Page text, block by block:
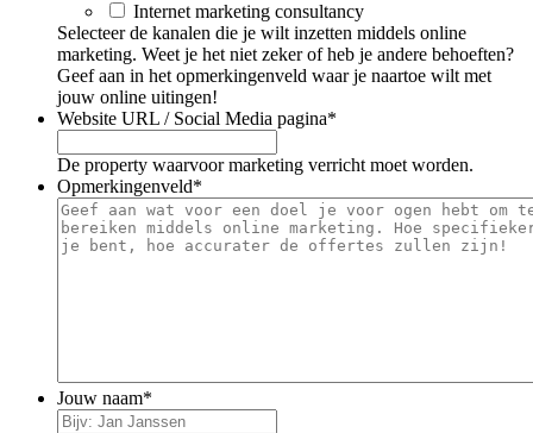
Internet marketing consultancy
Selecteer de kanalen die je wilt inzetten middels online
marketing. Weet je het niet zeker of heb je andere behoeften?
Geef aan in het opmerkingenveld waar je naartoe wilt met
jouw online uitingen!
Website URL / Social Media pagina*
De property waarvoor marketing verricht moet worden.
Opmerkingenveld*
Jouw naam*